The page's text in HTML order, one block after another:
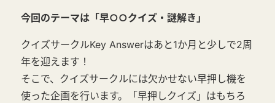
今回のテーマは「早○○クイズ・謎解き」
クイズサークルKey Answerはあと1か月と少しで2周
年を迎えます！
そこで、クイズサークルには欠かせない早押し機を
使った企画を行います。「早押しクイズ」はもちろ